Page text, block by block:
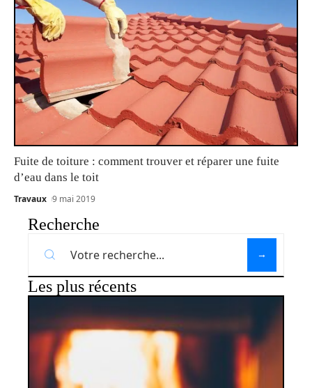
Fuite de toiture : comment trouver et réparer une fuite
d’eau dans le toit
Travaux 9 mai 2019
Recherche
Les plus récents